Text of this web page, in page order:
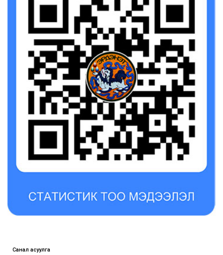
Санал асуулга